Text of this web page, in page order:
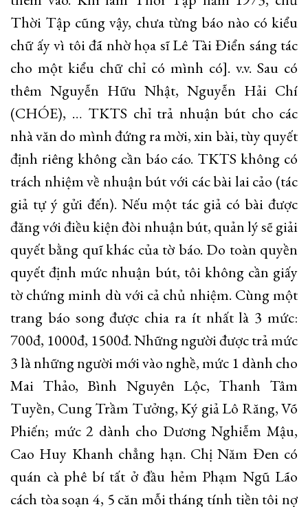
Thời Tập cũng vậy, chưa từng báo nào có kiểu
chữ ấy vì tôi đã nhờ họa sĩ Lê Tài Điển sáng tác
cho một kiểu chữ chỉ có mình có]. v.v. Sau có
thêm Nguyễn Hữu Nhật, Nguyễn Hải Chí
(CHÓE), … TKTS chỉ trả nhuận bút cho các
nhà văn do mình đứng ra mời, xin bài, tùy quyết
định riêng không cần báo cáo. TKTS không có
trách nhiệm về nhuận bút với các bài lai cảo (tác
giả tự ý gửi đến). Nếu một tác giả có bài được
đăng với điều kiện đòi nhuận bút, quản lý sẽ giải
quyết bằng quĩ khác của tờ báo. Do toàn quyền
quyết định mức nhuận bút, tôi không cần giấy
tờ chứng minh dù với cả chủ nhiệm. Cùng một
trang báo song được chia ra ít nhất là 3 mức:
700đ, 1000đ, 1500đ. Những người được trả mức
3 là những người mới vào nghề, mức 1 dành cho
Mai Thảo, Bình Nguyên Lộc, Thanh Tâm
Tuyền, Cung Trầm Tưởng, Ký giả Lô Răng, Võ
Phiến; mức 2 dành cho Dương Nghiễm Mậu,
Cao Huy Khanh chẳng hạn. Chị Năm Đen có
quán cà phê bí tất ở đầu hẻm Phạm Ngũ Lão
cách tòa soạn 4, 5 căn mỗi tháng tính tiền tôi nợ